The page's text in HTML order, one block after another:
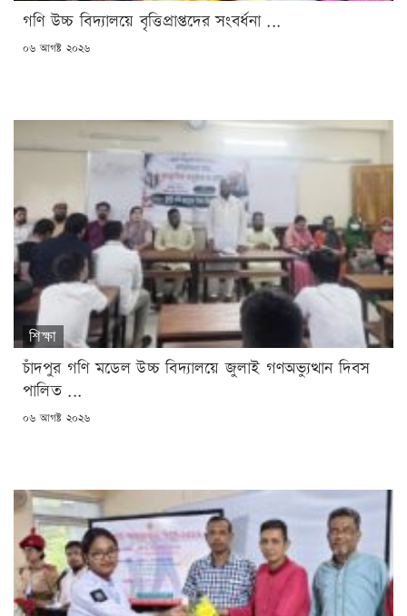
গণি উচ্চ বিদ্যালয়ে বৃত্তিপ্রাপ্তদের সংবর্ধনা ...
POSTED
০৬ আগষ্ট ২০২৬
শিক্ষা
চাঁদপুর গণি মডেল উচ্চ বিদ্যালয়ে জুলাই গণঅভ্যুত্থান দিবস
পালিত ...
POSTED
০৬ আগষ্ট ২০২৬